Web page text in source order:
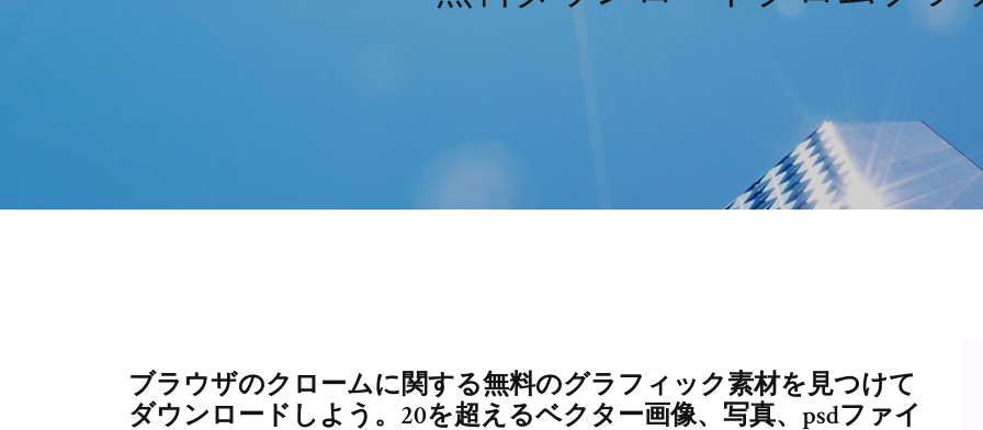
ブラウザのクロームに関する無料のグラフィック素材を見つけて
ダウンロードしよう。20を超えるベクター画像、写真、psdファイ